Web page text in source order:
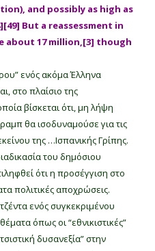
and possibly as high as
But a reassessment in
about 17 million,[3] though
ενός ακόμα Έλληνα
στο πλαίσιο της
βίσκεται ότι, μη λήψη
θα ισοδυναμούσε για τις
της …Ισπανικής Γρίπης.
του δημόσιου
ότι η προσέγγιση στο
πολιτικές αποχρώσεις.
ενός συγκεκριμένου
όπως οι “εθνικιστικές”
δυσανεξία” στην